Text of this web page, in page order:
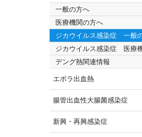
一般の方へ
医療機関の方へ
ジカウイルス感染症 一般
ジカウイルス感染症 医療
デング熱関連情報
エボラ出血熱
腸管出血性大腸菌感染症
新興・再興感染症